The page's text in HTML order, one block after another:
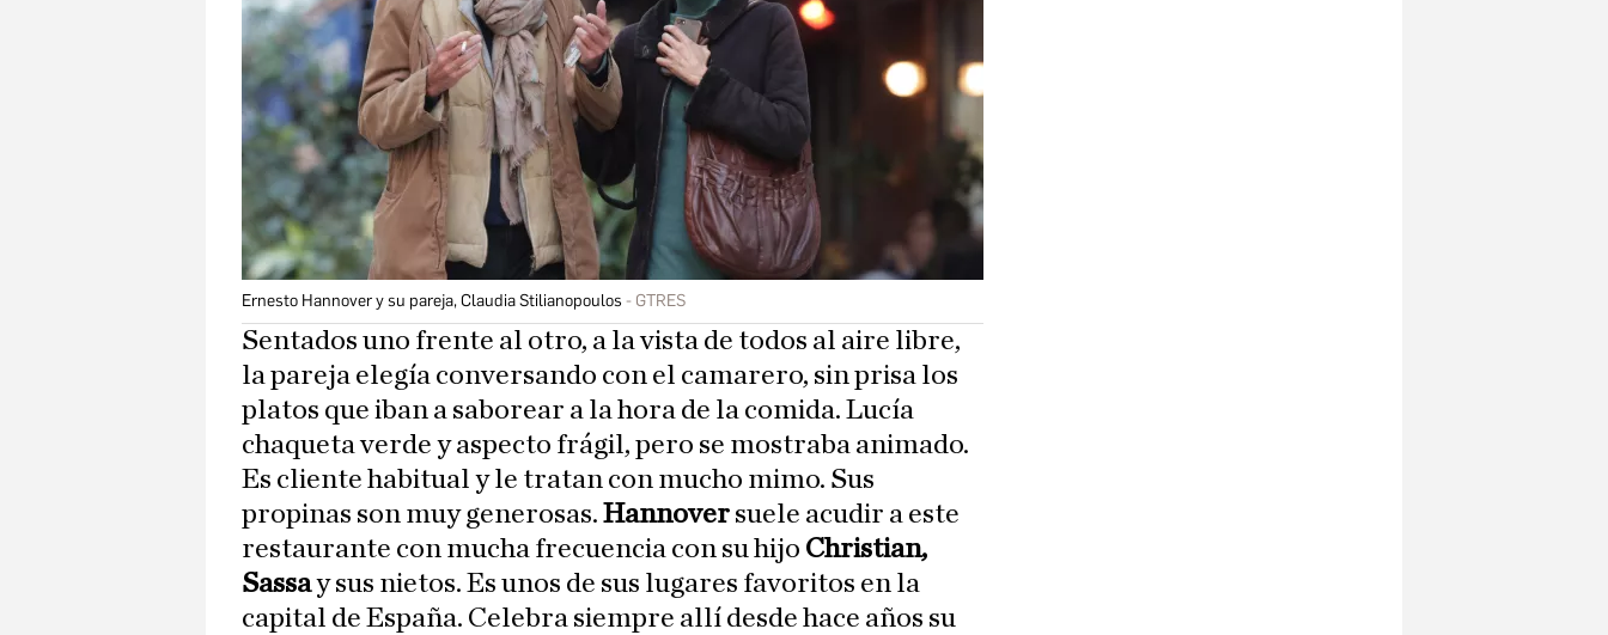
Ernesto Hannover y su pareja, Claudia Stilianopoulos GTRES
Sentados uno frente al otro, a la vista de todos al aire libre,
la pareja elegía conversando con el camarero, sin prisa los
platos que iban a saborear a la hora de la comida. Lucía
chaqueta verde y aspecto frágil, pero se mostraba animado.
Es cliente habitual y le tratan con mucho mimo. Sus
propinas son muy generosas. Hannover suele acudir a este
restaurante con mucha frecuencia con su hijo Christian,
Sassay sus nietos. Es unos de sus lugares favoritos en la
capital de España. Celebra siempre allí desde hace años su